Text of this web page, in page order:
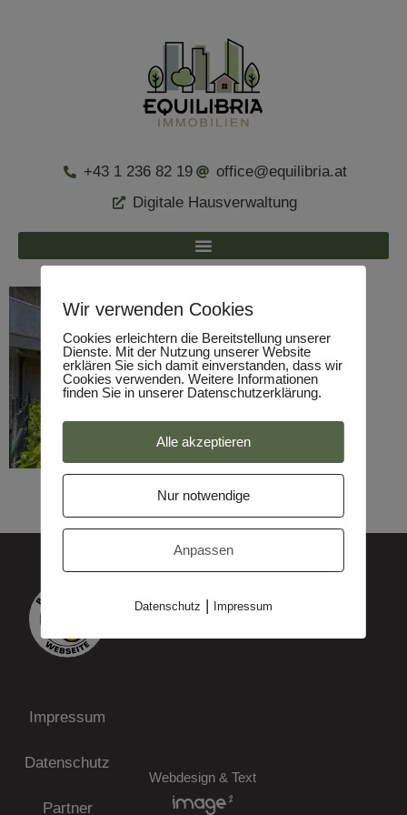
+43 1 236 82 19
office@equilibria.at
Digitale Hausverwaltung
Impressum
Datenschutz
Partner
Webdesign & Text
Wir verwenden Cookies
Cookies erleichtern die Bereitstellung unserer
Dienste. Mit der Nutzung unserer Website
erklären Sie sich damit einverstanden, dass wir
Cookies verwenden. Weitere Informationen
finden Sie in unserer Datenschutzerklärung.
Alle akzeptieren
Nur notwendige
Anpassen
Datenschutz | Impressum